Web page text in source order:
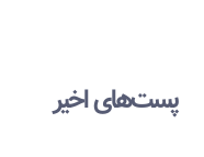
پست‌های اخیر